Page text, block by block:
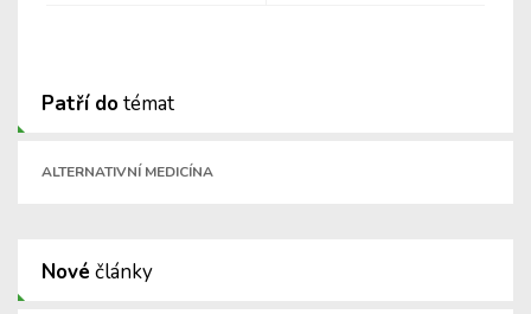
Patří dotémat
ALTERNATIVNÍ MEDICÍNA
Nové články